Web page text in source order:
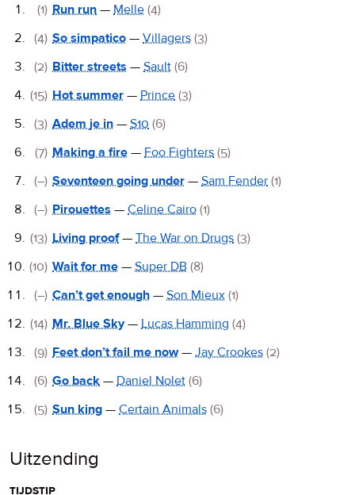
De
Verrukkelijke
15
(1) Run run — Melle (4)
(4) So simpatico — Villagers (3)
(2) Bitter streets — Sault (6)
(15) Hot summer — Prince (3)
(3) Adem je in — S10 (6)
(7) Making a fire — Foo Fighters (5)
(–) Seventeen going under — Sam Fender (1)
(–) Pirouettes — Celine Cairo (1)
(13) Living proof— The War on Drugs (3)
(10) Wait for me — Super DB (8)
(–) Can’t get enough — Son Mieux (1)
(14) Mr. Blue Sky— Lucas Hamming (4)
(9) Feet don’t fail me now— Jay Crookes (2)
(6) Go back — Daniel Nolet (6)
(5) Sun king — Certain Animals (6)
Uitzending
tijdstip